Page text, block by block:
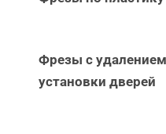
Фрезы с
установки дверей